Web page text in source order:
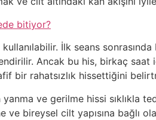
bitiyor?
İlk seans
Ancak bu his, birkaç
bir rahatsızlık hissettiğini
ve gerilme hissi sıklıkla
bireysel cilt yapısına bağlı